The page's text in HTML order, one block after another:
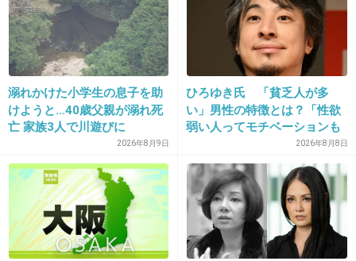
14. 匿名 2014/06/03(火) 10:39:04
イメージを壊さないで頂きたい。
+461 -19
15. 匿名 2014/06/03(火) 10:39:08
実写は誰がやっても批判されるでしょ
+375 -30
溺れかけた小学生の息子を助
けようと…40歳父親が溺れ死
亡 家族3人で川遊びに
2026年8月9日
ひろゆき氏 「貧乏人が多
い」男性の特徴とは？「性欲
弱い人ってモチベーションも
低いので貧乏人多い」2026年8月8日